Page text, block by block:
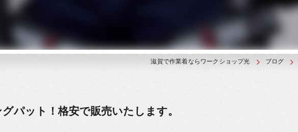
滋賀で作業着ならワークショップ光 ブログ
パット！格安で販売いたします。